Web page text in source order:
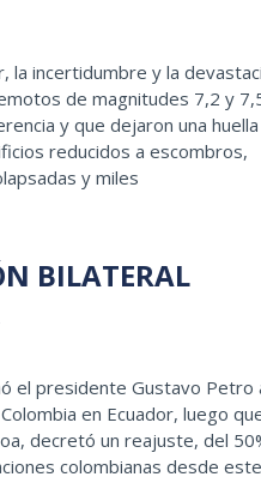
la incertidumbre y la
de magnitudes 7,2 y
y que dejaron una
reducidos a escombros,
y miles
BILATERAL
el presidente Gustavo Petro
en Ecuador, luego
decretó un reajuste, del
colombianas desde este